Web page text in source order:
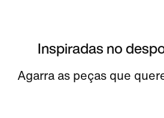
Inspiradas no
Agarra as peças que